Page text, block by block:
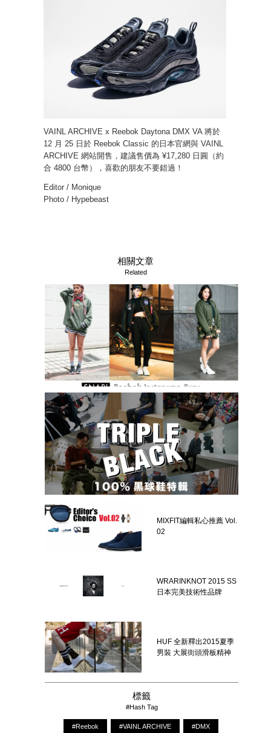
VAINL ARCHIVE x Reebok Daytona DMX VA 將於
12 月 25 日於 Reebok Classic 的日本官網與 VAINL
ARCHIVE 網站開售，建議售價為 ¥17,280 日圓（約
合 4800 台幣），喜歡的朋友不要錯過！
Editor / Monique
Photo / Hypebeast
相關文章
Related
MIXFIT編輯私心推薦 Vol.
02
WRARINKNOT 2015 SS
日本完美技術性品牌
HUF 全新釋出2015夏季
男裝 大展街頭滑板精神
標籤
#Hash Tag
#Reebok #VAINL ARCHIVE #DMX